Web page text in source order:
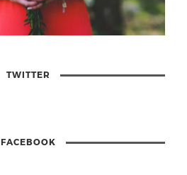
TWITTER
FACEBOOK